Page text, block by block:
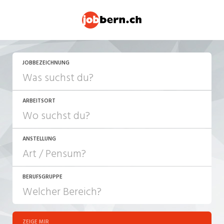
JOBBEZEICHNUNG
ARBEITSORT
ANSTELLUNG
JOB-TYP
Festanstellung
BERUFSGRUPPE
ZEIGE MIR